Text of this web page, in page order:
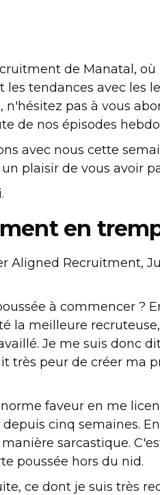
de Manatal, où
tendances avec les
pas à vous
de nos épisodes
avec nous cette
plaisir de vous avoir
en
Aligned Recruitment,
à commencer ?
la meilleure
Je me suis donc
très peur de créer ma
faveur en me
cinq semaines.
sarcastique.
poussée hors du nid.
ce dont je suis très